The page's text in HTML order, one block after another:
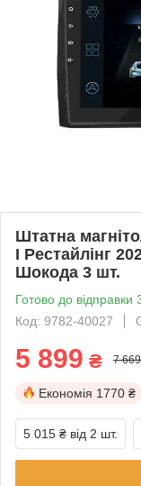
Штатна
I Рестайлінг
Шокода 3 шт.
Готово до відправки
Код: 9782-40027
5 899 ₴ 7
Економія 1770 ₴
5 015 ₴ від 2 шт.